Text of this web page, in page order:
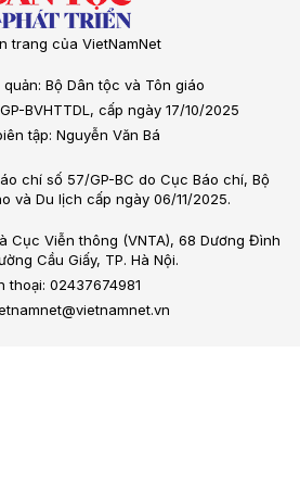
trang của VietNamNet
Bộ Dân tộc và Tôn giáo
BVHTTDL, cấp ngày 17/10/2025
tập: Nguyễn Văn Bá
chí số 57/GP-BC do Cục Báo chí, Bộ
và Du lịch cấp ngày 06/11/2025.
Cục Viễn thông (VNTA), 68 Dương Đình
Cầu Giấy, TP. Hà Nội.
thoại: 02437674981